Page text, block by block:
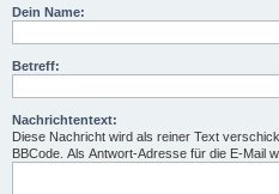
Dein Name:
Betreff:
Nachrichtentext:
Diese Nachricht wird als reiner Text
BBCode. Als Antwort-Adresse für die E-Mail